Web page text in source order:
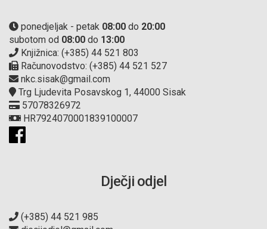
ponedjeljak - petak 08:00 do 20:00
subotom od 08:00 do 13:00
Knjižnica: (+385) 44 521 803
Računovodstvo: (+385) 44 521 527
nkc.sisak@gmail.com
Trg Ljudevita Posavskog 1, 44000 Sisak
57078326972
HR7924070001839100007
Dječji odjel
(+385) 44 521 985